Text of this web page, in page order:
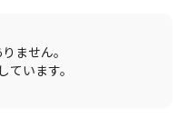
ません。
ています。